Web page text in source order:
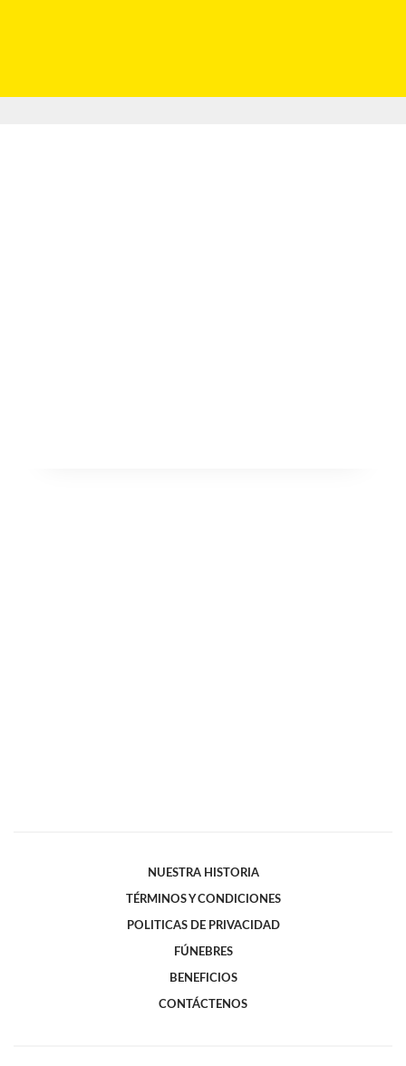
NUESTRA HISTORIA
TÉRMINOS Y CONDICIONES
POLITICAS DE PRIVACIDAD
FÚNEBRES
BENEFICIOS
CONTÁCTENOS